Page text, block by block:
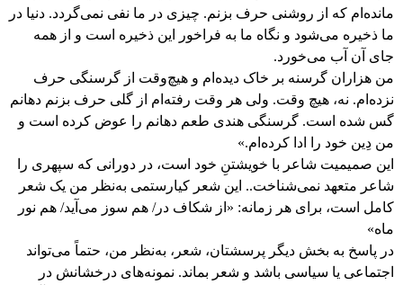
مانده‌ام که از روشنی حرف بزنم. چیزی در ما نفی نمی‌گردد. دنیا در
ما ذخیره می‌شود و نگاه ما به فراخور این ذخیره است و از همه
جای آن آب می‌خورد.
من هزاران گرسنه بر خاک دیده‌ام و هیچ‌وقت از گرسنگی حرف
نزده‌ام. نه، هیچ وقت. ولی هر وقت رفته‌ام از گلی حرف بزنم دهانم
گس شده است. گرسنگی هندی طعم دهانم را عوض کرده است و
من دِین خود را ادا کرده‌ام.»
این صمیمیت شاعر با خویشتنِ خود است، در دورانی که سپهری را
شاعر متعهد نمی‌شناخت.. این شعر کیارستمی به‌نظر من یک شعر
کامل است، برای هر زمانه: «از شکاف در/ هم سوز می‌آید/ هم نور
ماه»
در پاسخ به بخش دیگر پرسشتان، شعر، به‌نظر من، حتماً می‌تواند
اجتماعی یا سیاسی باشد و شعر بماند. نمونه‌های درخشانش در